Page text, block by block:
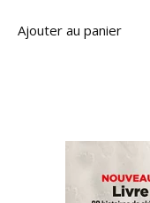
Ajouter au panier